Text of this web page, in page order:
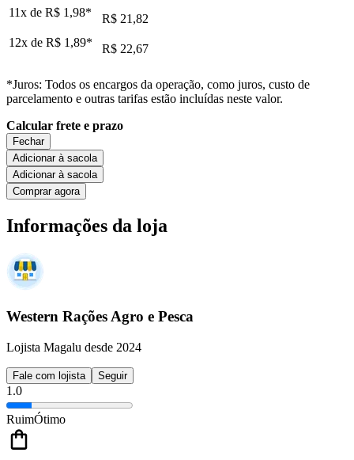
11x de R$ 1,98*
R$ 21,82
12x de R$ 1,89* R$ 22,67
*Juros: Todos os encargos da operação, como juros, custo de
parcelamento e outras tarifas estão incluídas neste valor.
Calcular frete e prazo
Fechar
Adicionar à sacola
Adicionar à sacola
Comprar agora
Informações da loja
Western Rações Agro e Pesca
Lojista Magalu desde 2024
Fale com lojista Seguir
1.0
RuimÓtimo